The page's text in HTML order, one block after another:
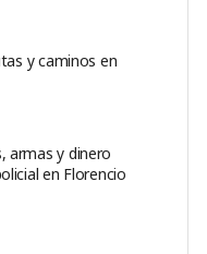
y caminos en
armas y dinero
en Florencio